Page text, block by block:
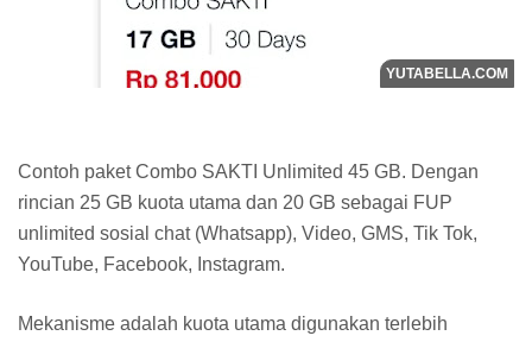
Contoh paket Combo SAKTI Unlimited 45 GB. Dengan
rincian 25 GB kuota utama dan 20 GB sebagai FUP
unlimited sosial chat (Whatsapp), Video, GMS, Tik Tok,
YouTube, Facebook, Instagram.
Mekanisme adalah kuota utama digunakan terlebih